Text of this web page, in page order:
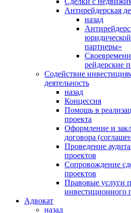
Антирейдерская
назад
партнеры»
рейдерские
Содействие
деятельность
назад
Концессия
Помощь в
проекта
Оформление и
договора
Проведение
проектов
Сопровождение
проектов
Правовые услуги
инвестиционного
Адвокат
назад